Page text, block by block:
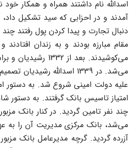
اسدالله نام داشتند همراه و همکار
آمدند و در احزابى که سید تشکیل داد،
دنبال تجارت و پیدا کردن پول رفتند
مقام مبارزه بودند و به زندان
مى‌کوشیدند.
مى‌شد. در 1339 اسدالله
علیه دولت امینى شروع شد. به دستور
امتیاز تاسیس بانک گرفتند. به دستور
چند نفر تامین گردید. در کنار بانک
آزرده گردید. گرچه مدیرعامل بانک